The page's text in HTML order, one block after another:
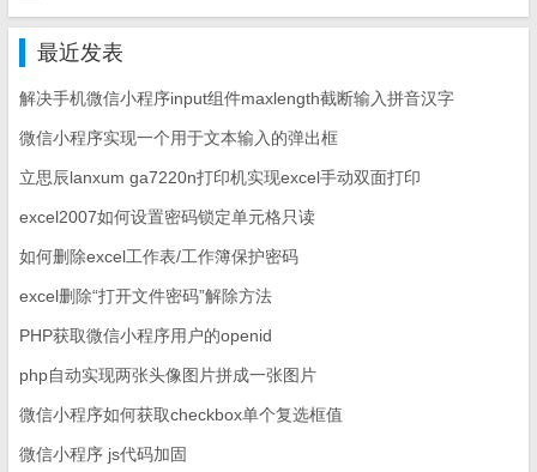
最近发表
解决手机微信小程序input组件maxlength截断输入拼音汉字
微信小程序实现一个用于文本输入的弹出框
立思辰lanxum ga7220n打印机实现excel手动双面打印
excel2007如何设置密码锁定单元格只读
如何删除excel工作表/工作簿保护密码
excel删除“打开文件密码”解除方法
PHP获取微信小程序用户的openid
php自动实现两张头像图片拼成一张图片
微信小程序如何获取checkbox单个复选框值
微信小程序 js代码加固